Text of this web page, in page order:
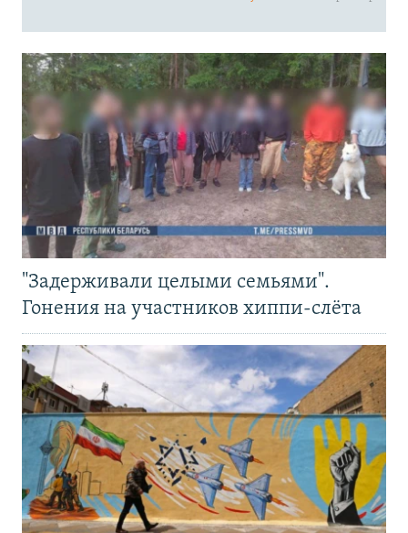
"Задерживали целыми семьями".
Гонения на участников хиппи-слёта